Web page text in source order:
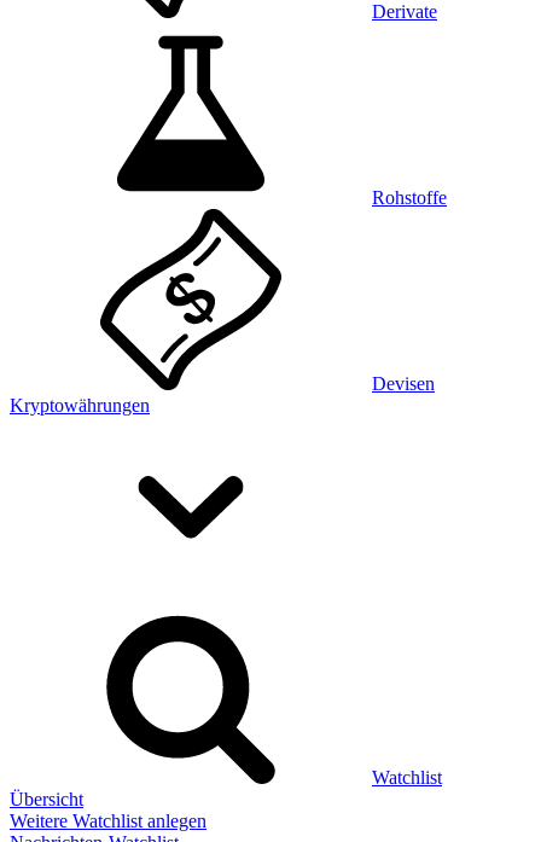
Derivate
Rohstoffe
Devisen
Kryptowährungen
Watchlist
Übersicht
Weitere Watchlist anlegen